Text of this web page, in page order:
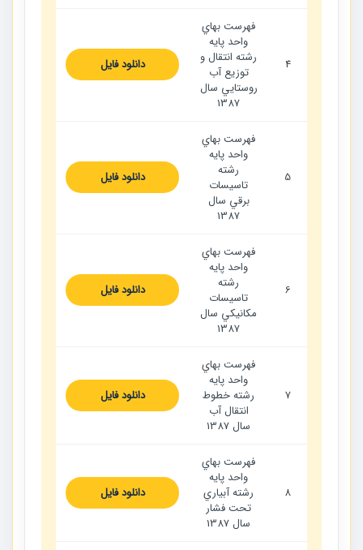
4
فهرست بهاي
واحد پايه
رشته انتقال و
توزيع آب
روستايي سال
1387
دانلود فایل
5
فهرست بهاي
واحد پايه
رشته
تاسيسات
برقي سال
1387
دانلود فایل
6
فهرست بهاي
واحد پايه
رشته
تاسيسات
مكانيكي سال
1387
دانلود فایل
7
فهرست بهاي
واحد پايه
رشته خطوط
انتقال آب
سال 1387
دانلود فایل
8
فهرست بهاي
واحد پايه
رشته آبياري
تحت فشار
سال 1387
دانلود فایل